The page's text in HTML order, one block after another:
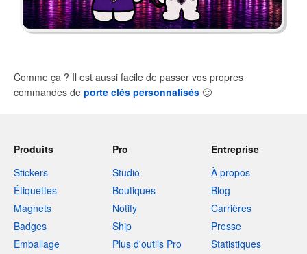
Comme ça ? Il est aussi facile de passer vos propres
commandes de porte clés personnalisés 🙂
Produits
Stickers
Étiquettes
Magnets
Badges
Emballage
Pro
Studio
Boutiques
Notify
Ship
Plus d'outils Pro
Entreprise
À propos
Blog
Carrières
Presse
Statistiques